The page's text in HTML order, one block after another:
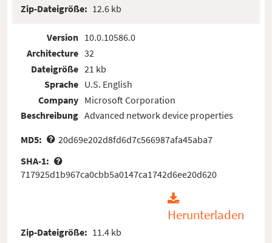
Zip-Dateigröße: 12.6 kb
Version
Architecture
Dateigröße
Sprache
Company
Beschreibung
10.0.10586.0
32
21 kb
U.S. English
Microsoft Corporation
Advanced network device properties
MD5:
20d69e202d8fd6d7c566987afa45aba7
SHA-1:
717925d1b967ca0cbb5a0147ca1742d6ee20d620
Herunterladen
Zip-Dateigröße: 11.4 kb